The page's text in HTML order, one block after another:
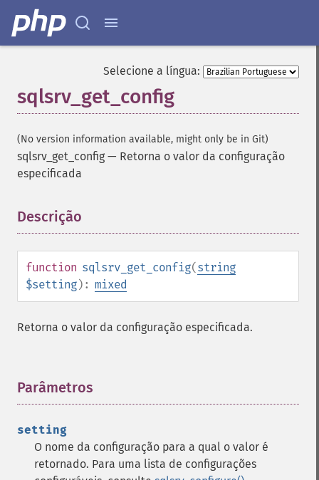
Selecione a língua:
sqlsrv_get_config
(No version information available, might only be in Git)
sqlsrv_get_config — Retorna o valor da configuração
especificada
Descrição
function sqlsrv_get_config(string
$setting): mixed
Retorna o valor da configuração especificada.
Parâmetros
setting
O nome da configuração para a qual o valor é
retornado. Para uma lista de configurações